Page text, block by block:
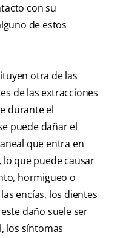
con su
de estos
otra de las
de las extracciones
durante el
puede dañar el
que entra en
que puede causar
hormigueo o
encías, los dientes
daño suele ser
los síntomas